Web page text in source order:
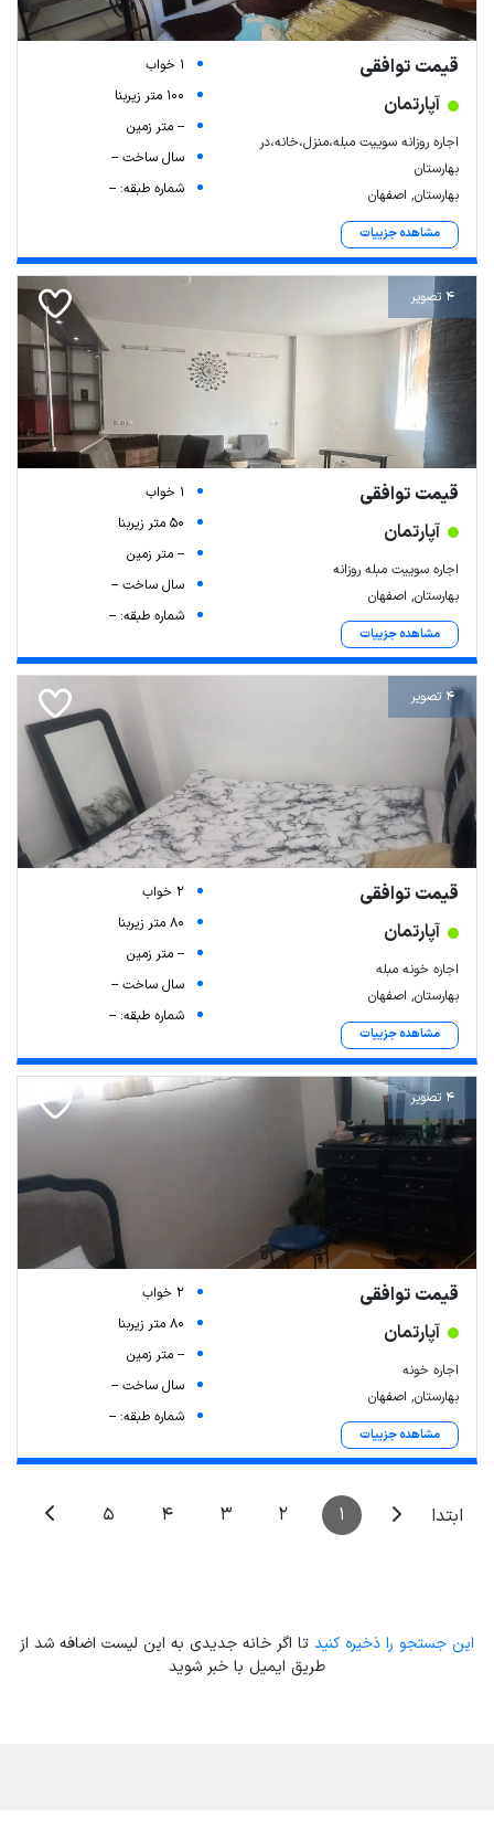
قیمت توافقی
آپارتمان
اجاره روزانه سوییت مبله،منزل،خانه،در
بهارستان
بهارستان, اصفهان
مشاهده جزییات
1 خواب
100 متر زیربنا
-- متر زمین
سال ساخت --
شماره طبقه: --
4 تصویر
قیمت توافقی
آپارتمان
اجاره سوییت مبله روزانه
بهارستان, اصفهان
مشاهده جزییات
1 خواب
50 متر زیربنا
-- متر زمین
سال ساخت --
شماره طبقه: --
4 تصویر
قیمت توافقی
آپارتمان
اجاره خونه مبله
بهارستان, اصفهان
مشاهده جزییات
2 خواب
80 متر زیربنا
-- متر زمین
سال ساخت --
شماره طبقه: --
4 تصویر
قیمت توافقی
آپارتمان
اجاره خونه
بهارستان, اصفهان
مشاهده جزییات
2 خواب
80 متر زیربنا
-- متر زمین
سال ساخت --
شماره طبقه: --
ابتدا 1
2
3
4
5
این جستجو را ذخیره کنید تا اگر خانه جدیدی به این لیست اضافه شد از
طریق ایمیل با خبر شوید